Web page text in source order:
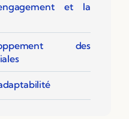
et la
des